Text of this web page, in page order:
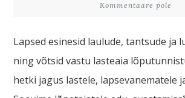
Kommentaare pole
Lapsed esinesid laulude, tantsude ja
ning võtsid vastu lasteaia
hetki jagus lastele, lapsevanematele